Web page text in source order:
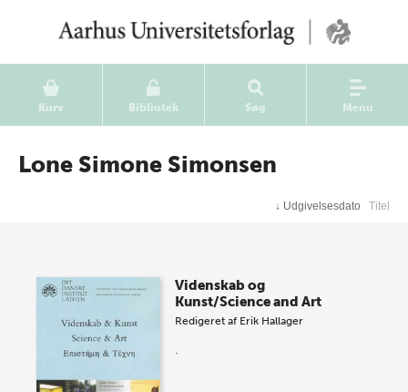
Kurv Bibliotek Søg Menu
Lone Simone Simonsen
↓ Udgivelsesdato Titel
Videnskab og
Kunst/Science and Art
Redigeret af Erik Hallager
.